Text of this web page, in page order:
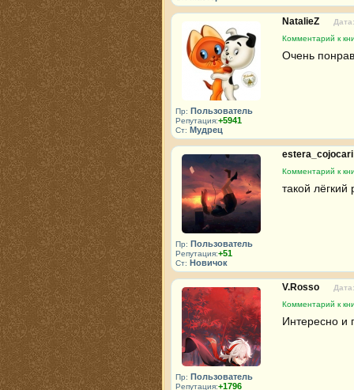
Пр: Пользователь
Репутация:+5941
Ст: Мудрец
NatalieZ
Комментарий к
Очень
Пр: Пользователь
Репутация:+51
Ст: Новичок
Комментарий к
такой
Пр: Пользователь
Репутация:+1796
V.Rosso
Комментарий к
Интересно и